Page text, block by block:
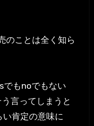
のことは全く知ら
でもnoでもない
言ってしまうと
肯定の意味に